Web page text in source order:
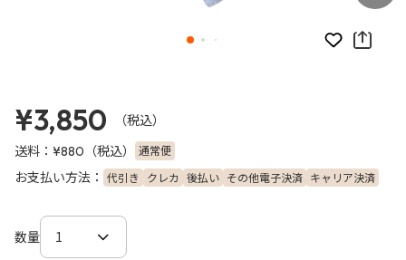
お気に入り
¥3,850
（税込）
送料： ¥880 （税込） 通常便
お支払い方法： 代引き クレカ 後払い その他電子決済 キャリア決済
数量